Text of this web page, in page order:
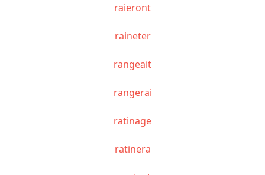
raieront
raineter
rangeait
rangerai
ratinage
ratinera